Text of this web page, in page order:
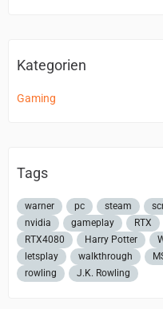
Kategorien
Gaming
Tags
warner pc steam
nvidia
gameplay RTX
RTX4080
Harry Potter
letsplay
walkthrough
rowling
J.K. Rowling